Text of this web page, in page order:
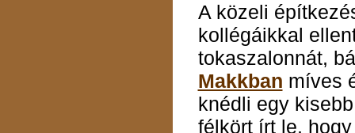
A közeli
kollégáikkal
tokaszalonnát,
Makkban míves
knédli egy
félkört írt le,